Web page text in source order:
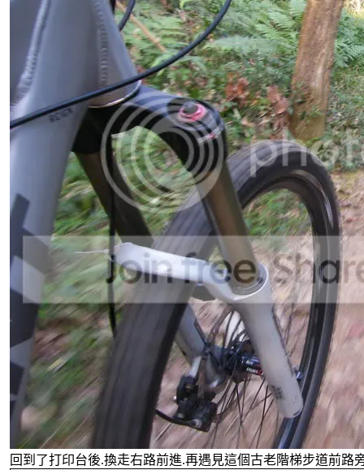
回到了打印台後.換走右路前進.再遇見這個古老階梯步道前路